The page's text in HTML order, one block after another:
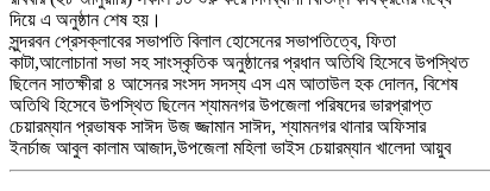
দিয়ে এ অনুষ্ঠান শেষ হয়।
সুন্দরবন প্রেসক্লাবের সভাপতি বিলাল হোসেনের সভাপতিত্বে, ফিতা
কাটা,আলোচানা সভা সহ সাংস্কৃতিক অনুষ্ঠানের প্রধান অতিথি হিসেবে উপস্থিত
ছিলেন সাতক্ষীরা ৪ আসেনর সংসদ সদস্য এস এম আতাউল হক দোলন, বিশেষ
অতিথি হিসেবে উপস্থিত ছিলেন শ্যামনগর উপজেলা পরিষদের ভারপ্রাপ্ত
চেয়ারম্যান প্রভাষক সাঈদ উজ জ্জামান সাঈদ, শ্যামনগর থানার অফিসার
ইনর্চাজ আবুল কালাম আজাদ,উপজেলা মহিলা ভাইস চেয়ারম্যান খালেদা আয়ুব